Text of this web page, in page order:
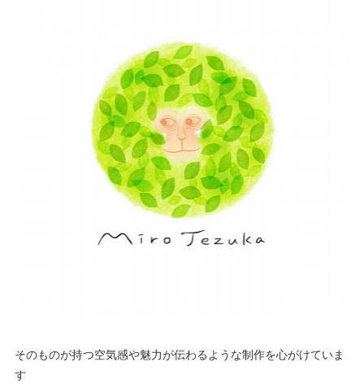
そのものが持つ空気感や魅力が伝わるような制作を心がけていま
す